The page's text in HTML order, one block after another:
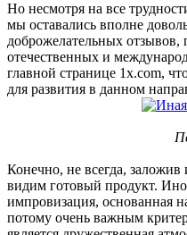
Но несмотря на все
мы оставались вполне
доброжелательных
отечественных и
главной странице 1x.com,
для развития в данном
Конечно, не всегда,
видим готовый продукт.
импровизация, основанная
потому очень важным